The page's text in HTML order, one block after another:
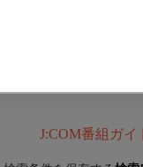
J:COM番組ガイ